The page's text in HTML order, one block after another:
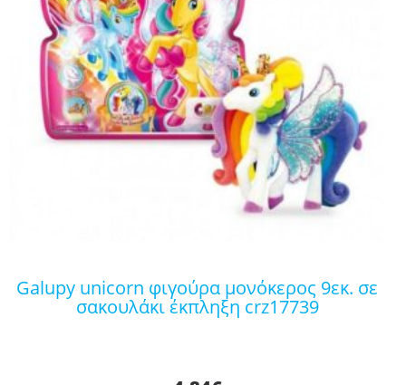
galupy unicorn φιγούρα μονόκερος 9εκ. σε
σακουλάκι έκπληξη crz17739